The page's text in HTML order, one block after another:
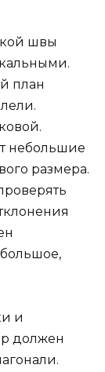
швы
план
небольшие
размера.
и
должен